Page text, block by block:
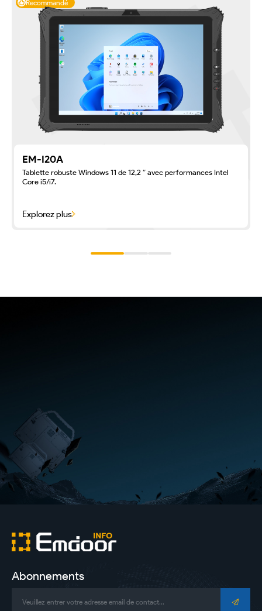
Recommandé
EM-I20A
Tablette robuste Windows 11 de 12,2 ″ avec performances Intel
Core i5/i7.
Explorez plus
Abonnements